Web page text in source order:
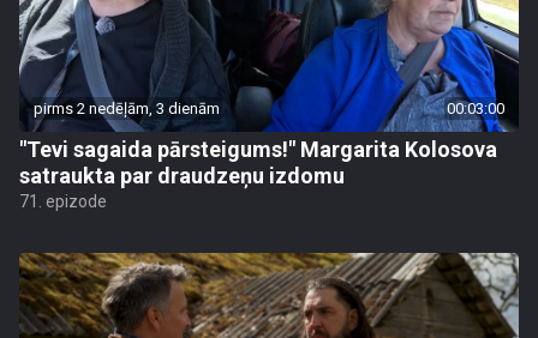
pirms 2 nedēļām, 3 dienām 00:03:00
"Tevi sagaida pārsteigums!" Margarita Kolosova
satraukta par draudzeņu izdomu
71. epizode